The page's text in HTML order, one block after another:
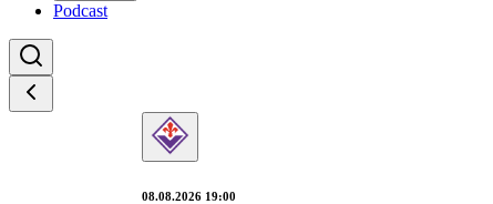
Podcast
08.08.2026 19:00